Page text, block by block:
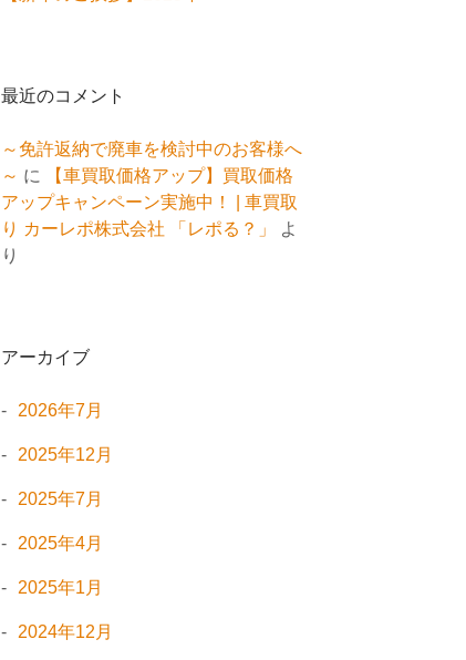
最近のコメント
～免許返納で廃車を検討中のお客様へ
～ に
【車買取価格アップ】買取価格
アップキャンペーン実施中！ | 車買取
り カーレポ株式会社 「レポる？」
よ
り
アーカイブ
2026年7月
2025年12月
2025年7月
2025年4月
2025年1月
2024年12月